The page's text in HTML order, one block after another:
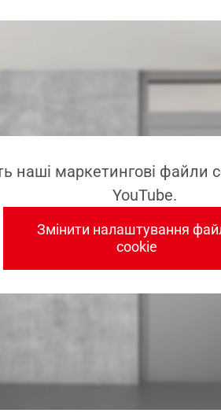
наші маркетингові файли
YouTube.
Змінити налаштування
cookie